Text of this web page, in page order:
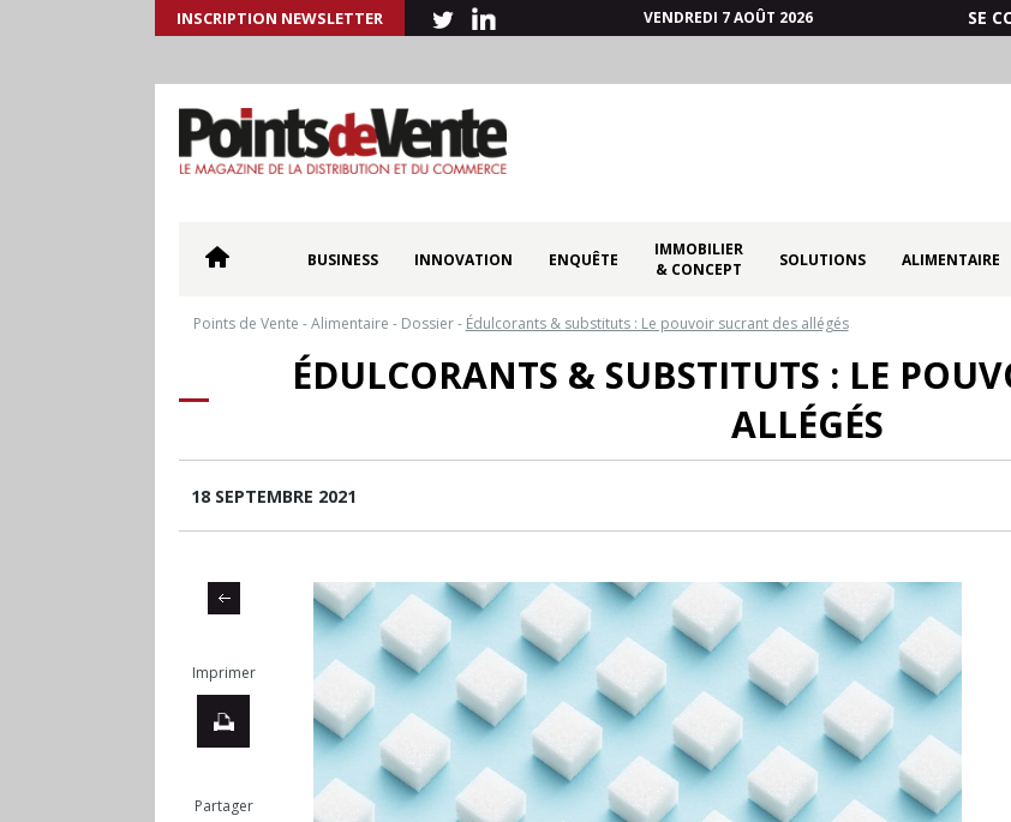
INSCRIPTION NEWSLETTER VENDREDI 7 AOÛT 2026 SE
BUSINESS INNOVATION ENQUÊTE
IMMOBILIER
& CONCEPT
SOLUTIONS ALIMENTAIRE
Points de Vente -Alimentaire - Dossier- Édulcorants & substituts : Le pouvoir sucrant des allégés
ÉDULCORANTS & SUBSTITUTS : LE
ALLÉGÉS
18 SEPTEMBRE 2021
Imprimer
Partager